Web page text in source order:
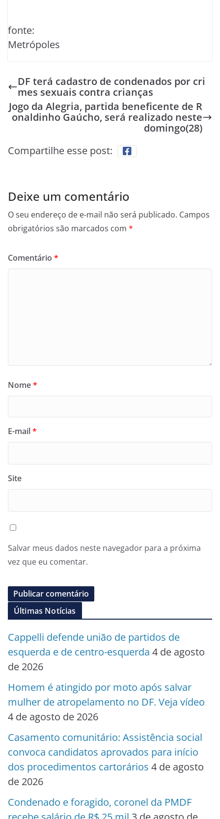
fonte:
Metrópoles
DF terá cadastro de condenados por cri
mes sexuais contra crianças
Jogo da Alegria, partida beneficente de R
onaldinho Gaúcho, será realizado neste
domingo(28)
Compartilhe esse post:
Deixe um comentário
O seu endereço de e-mail não será publicado. Campos
obrigatórios são marcados com *
Comentário *
Nome*
E-mail*
Site
Salvar meus dados neste navegador para a próxima
vez que eu comentar.
Últimas Notícias
Cappelli defende união de partidos de
esquerda e de centro-esquerda 4 de agosto
de 2026
Homem é atingido por moto após salvar
mulher de atropelamento no DF. Veja vídeo
4 de agosto de 2026
Casamento comunitário: Assistência social
convoca candidatos aprovados para início
dos procedimentos cartorários 4 de agosto
de 2026
Condenado e foragido, coronel da PMDF